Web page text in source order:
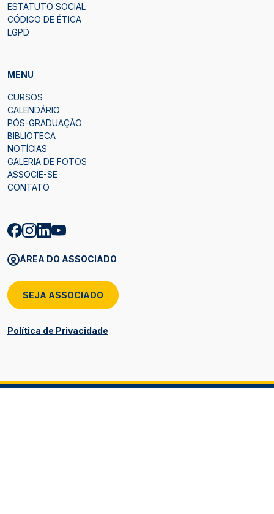
ESTATUTO SOCIAL
CÓDIGO DE ÉTICA
LGPD
MENU
CURSOS
CALENDÁRIO
PÓS-GRADUAÇÃO
BIBLIOTECA
NOTÍCIAS
GALERIA DE FOTOS
ASSOCIE-SE
CONTATO
ÁREA DO ASSOCIADO
SEJA ASSOCIADO
Política de Privacidade